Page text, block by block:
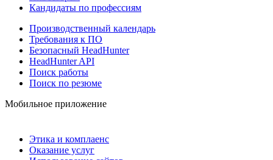
Кандидаты по профессиям
Производственный календарь
Требования к ПО
Безопасный HeadHunter
HeadHunter API
Поиск работы
Поиск по резюме
Мобильное приложение
Этика и комплаенс
Оказание услуг